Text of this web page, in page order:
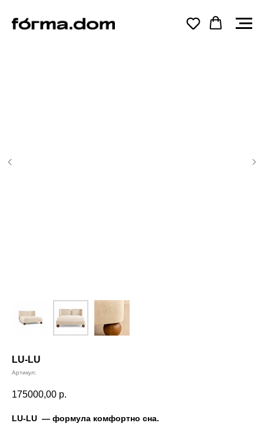
LU-LU
Артикул:
175000,00 р.
LU-LU — формула комфортно сна.